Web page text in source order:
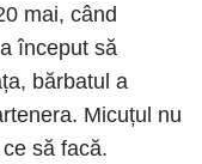
mai, când
început să
bărbatul a
Micuțul nu
să facă.